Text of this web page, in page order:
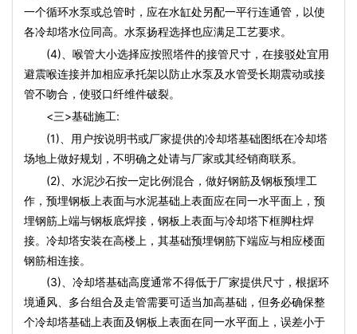
一个循环水泵或总管时，应在水缸处另配一平行连通管，以使
各冷却塔水位同高。水泵扬程选择也应满足工艺要求。
(4)、喉管大小选择应按照塔件的接管尺寸，在接驳处宜用
避震喉连接并加相应承托架以防止水泵及水管受长期震动或接
管不吻合，使驳口纤维件破裂。
<三>基础施工:
(1)、用户按说明书或厂家提供的冷却塔基础图纸在冷却塔
场地上做好规划，不明确之处请与厂家或其经销商联系。
(2)、水泥沙石按一定比例混合，做好钢筋及钢板预埋工
作，预埋钢板上表面与水泥基础上表面应在同一水平面上，预
埋钢筋上端与钢板底焊接，钢板上表面与冷却塔下框脚柱焊
接。冷却塔安装在高楼上，其基础预埋钢筋下端应与相应楼面
钢筋相连接。
(3)、冷却塔基础高度通常不得低于厂家提供尺寸，根据环
境通风、多台组合及走管需要可适当加高基础，但务必确保整
个冷却塔基础上表面及钢板上表面在同一水平面上，误差小于